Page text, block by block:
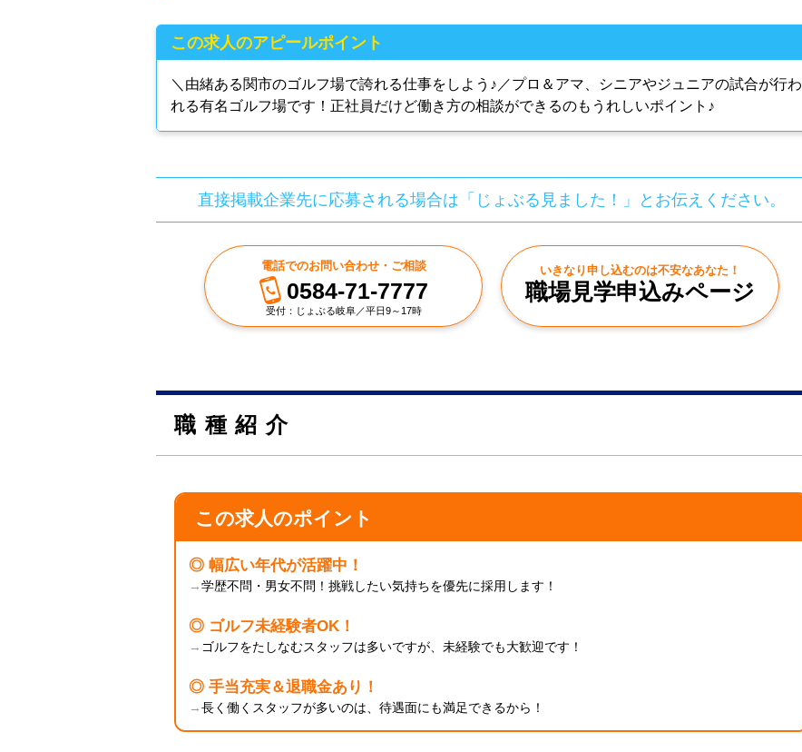
この求人のアピールポイント
＼由緒ある関市のゴルフ場で誇れる仕事をしよう♪／プロ＆アマ、シニアやジュニアの試合が行わ
れる有名ゴルフ場です！正社員だけど働き方の相談ができるのもうれしいポイント♪
直接掲載企業先に応募される場合は「じょぶる見ました！」とお伝えください。
電話でのお問い合わせ・ご相談
0584-71-7777
受付：じょぶる岐阜／平日9～17時
いきなり申し込むのは不安なあなた！
職場見学申込みページ
職種紹介
この求人のポイント
◎ 幅広い年代が活躍中！
→学歴不問・男女不問！挑戦したい気持ちを優先に採用します！
◎ ゴルフ未経験者OK！
→ ゴルフをたしなむスタッフは多いですが、未経験でも大歓迎です！
◎ 手当充実＆退職金あり！
→長く働くスタッフが多いのは、待遇面にも満足できるから！